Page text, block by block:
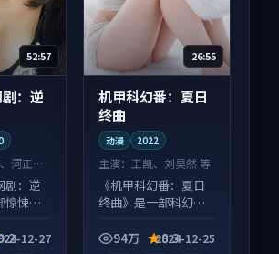
52:57
：逆
河正宇
剧：逆
惊悚向
幕区常
12-27
26:55
机甲科幻番：夏日
终曲
动漫 2022
主演： 王凯、刘昊然 等
《机甲科幻番：夏日
终曲》是一部科幻向
在线，配乐与镜头配
94万 8.3
2024-12-25